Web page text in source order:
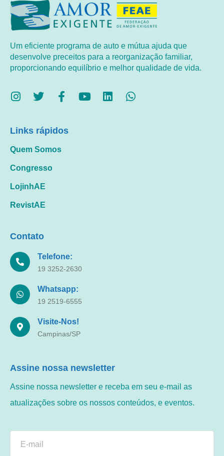
Um eficiente programa de auto e mútua ajuda que
desenvolve preceitos para a reorganização familiar,
proporcionando equilíbrio e melhor qualidade de vida.
Links rápidos
Quem Somos
Congresso
LojinhAE
RevistAE
Contato
Telefone:
19 3252-2630
Whatsapp:
19 2519-6555
Visite-Nos!
Campinas/SP
Assine nossa newsletter
Assine nossa newsletter e receba em seu e-mail as
atualizações sobre os nossos conteúdos, e eventos.